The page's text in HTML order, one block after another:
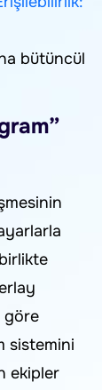
bütüncül
göre
sistemini
ekipler